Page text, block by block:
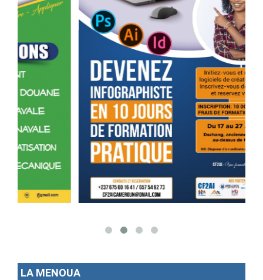
LA MENOUA